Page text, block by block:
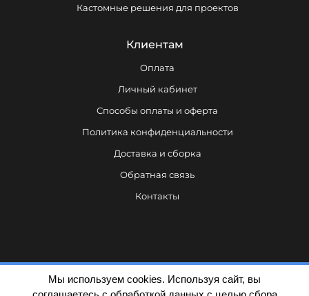
Кастомные решения для проектов
Клиентам
Оплата
Личный кабинет
Способы оплаты и оферта
Политика конфиденциальности
Доставка и сборка
Обратная связь
Контакты
Мы используем cookies. Используя сайт, вы